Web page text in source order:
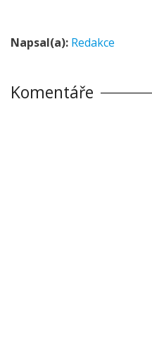
Napsal(a): Redakce
Komentáře